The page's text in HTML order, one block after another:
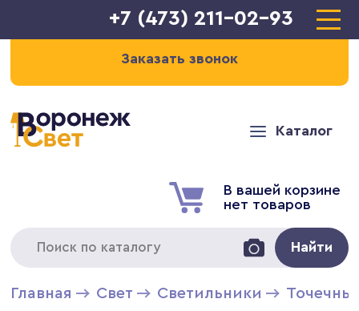
+7 (473) 211-02-93
Заказать звонок
Каталог
В вашей корзине
нет товаров
Найти
Главная Свет Светильники